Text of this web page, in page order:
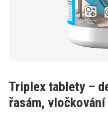
Triplex tablety –
řasám, vločkování